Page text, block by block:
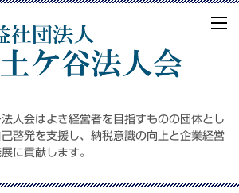
人会はよき経営者を目指すものの団体とし
啓発を支援し、納税意識の向上と企業経営
に貢献します。